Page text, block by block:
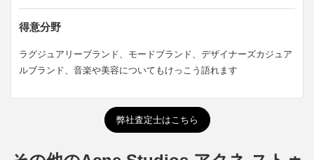
得意分野
ラグジュアリーブランド、モードブランド、デザイナーズカジュア
ルブランド、音楽や美容についてもけっこう語れます
弊社査定士はこちら